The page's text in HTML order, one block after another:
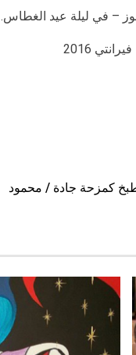
– في ليلة عيد الغطاس.
كمزحة جادة / محمود